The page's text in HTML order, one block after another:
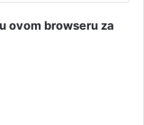
ovom browseru za